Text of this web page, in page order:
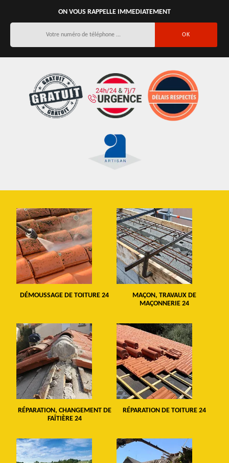
ON VOUS RAPPELLE IMMEDIATEMENT
DÉMOUSSAGE DE TOITURE 24
MAÇON, TRAVAUX DE
MAÇONNERIE 24
RÉPARATION, CHANGEMENT DE
FAÎTIÈRE 24
RÉPARATION DE TOITURE 24